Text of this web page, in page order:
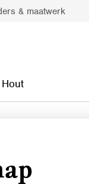
& maatwerk
Hout